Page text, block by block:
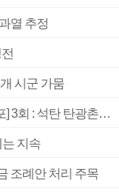
열 추정
시군 가뭄
[2026 부산청소년극지체험탐험대 현장르포] 3회 : 석탄 탄광촌에서 북극 연구의 중심지로
는 지속
조례안 처리 주목